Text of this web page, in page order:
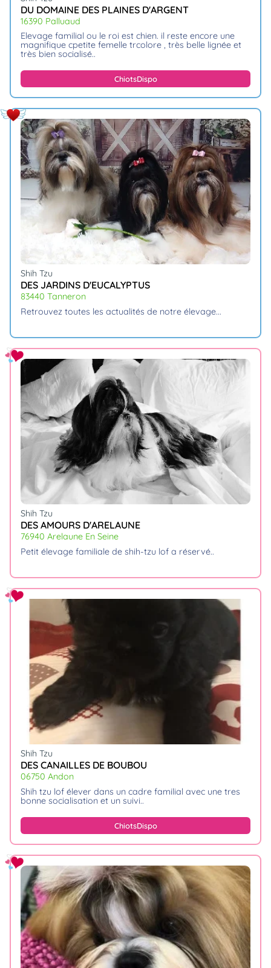
DU DOMAINE DES PLAINES D'ARGENT
16390 Palluaud
elevage familial ou le roi est chien. il reste encore une
magnifique cpetite femelle trcolore , très belle lignée et
très bien socialisé
ChiotsDispo
Shih Tzu
DES JARDINS D'EUCALYPTUS
83440 Tanneron
retrouvez toutes les actualités de notre élevage.
Shih Tzu
DES AMOURS D'ARELAUNE
76940 Arelaune En Seine
petit élevage familiale de shih-tzu lof a réservé
Shih Tzu
DES CANAILLES DE BOUBOU
06750 Andon
shih tzu lof élever dans un cadre familial avec une tres
bonne socialisation et un suivi
ChiotsDispo